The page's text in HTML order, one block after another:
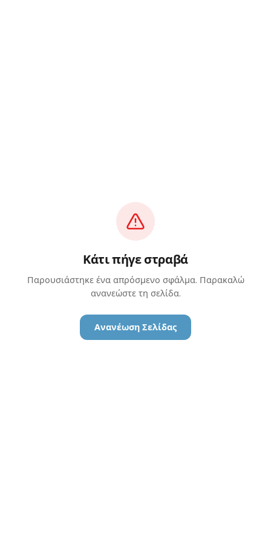
Κάτι πήγε στραβά
Παρουσιάστηκε ένα απρόσμενο σφάλμα. Παρακαλώ
ανανεώστε τη σελίδα.
Ανανέωση Σελίδας